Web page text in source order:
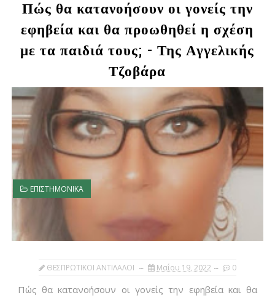
Πώς θα κατανοήσουν οι γονείς την
εφηβεία και θα προωθηθεί η σχέση
με τα παιδιά τους; - Της Αγγελικής
Τζοβάρα
ΕΠΙΣΤΗΜΟΝΙΚΑ
ΘΕΣΠΡΩΤΙΚΟΙ ΑΝΤΙΛΑΛΟΙ Μαΐου 19, 2022 0
Πώς θα κατανοήσουν οι γονείς την εφηβεία και θα